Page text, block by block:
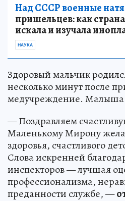
Над СССР военные
пришельцев: как
искала и изучала
НАУКА
Здоровый мальчик
несколько минут после
медучреждение.
— Поздравляем
Маленькому Мирону
здоровья, счастливого
Слова искренней
инспекторов — лучшая
профессионализма,
преданности службе, —